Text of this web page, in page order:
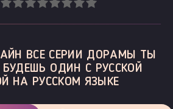
ВСЕ СЕРИИ ДОРАМЫ ТЫ
ОДИН С РУССКОЙ
НА РУССКОМ ЯЗЫКЕ